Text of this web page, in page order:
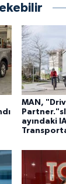
MAN,
ayındaki